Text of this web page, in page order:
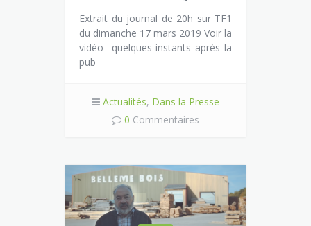
Extrait du journal de 20h sur TF1
du dimanche 17 mars 2019 Voir la
vidéo quelques instants après la
pub
Actualités, Dans la Presse
0 Commentaires